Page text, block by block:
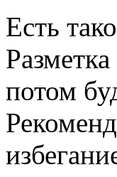
Есть
потом